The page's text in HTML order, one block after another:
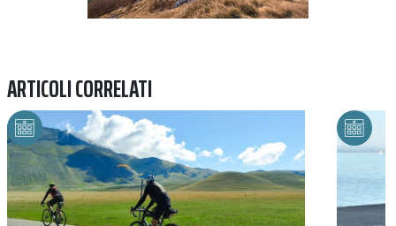
ARTICOLI CORRELATI